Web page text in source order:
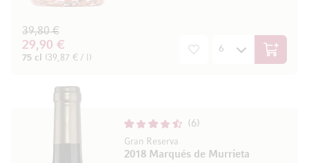
29,90 €
39,80 €
75 cl (39,87 € / l) In den
6
Gran Reserva
2018 Marqués de Murrieta